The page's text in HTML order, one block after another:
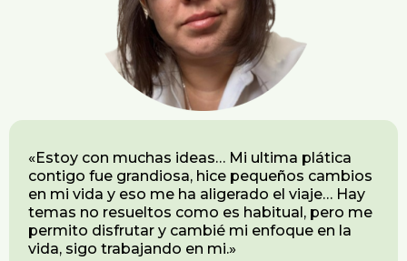
«Estoy con muchas ideas… Mi ultima plática
contigo fue grandiosa, hice pequeños cambios
en mi vida y eso me ha aligerado el viaje… Hay
temas no resueltos como es habitual, pero me
permito disfrutar y cambié mi enfoque en la
vida, sigo trabajando en mi.»